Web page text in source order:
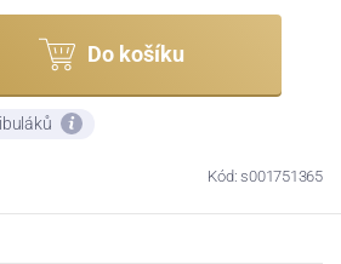
Do košíku
Kód: s001751365